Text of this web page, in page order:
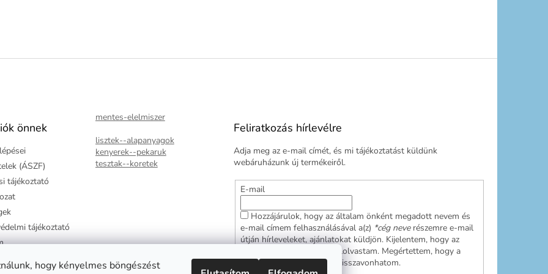
hogy kényelmes böngészést
önnek
(ÁSZF)
tájékoztató
tájékoztató
mentes-elelmiszer
lisztek--alapanyagok
kenyerek--pekaruk
tesztak--koretek
Feliratkozás hírlevélre
Adja meg az e-mail címét, és mi tájékoztatást küldünk
webáruházunk új termékeiről.
E-mail
Hozzájárulok, hogy az általam önként megadott nevem és
e-mail címem felhasználásával a(z) *cég neverészemre e-mail
útján hírleveleket, ajánlatokat küldjön. Kijelentem, hogy az
elolvastam. Megértettem, hogy a
hozzájárulásom bármikor visszavonhatom.